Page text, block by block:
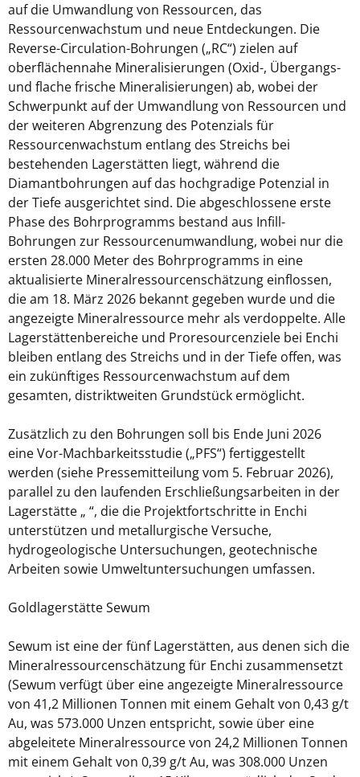
auf die Umwandlung von Ressourcen, das
Ressourcenwachstum und neue Entdeckungen. Die
Reverse-Circulation-Bohrungen („RC“) zielen auf
oberflächennahe Mineralisierungen (Oxid-, Übergangs-
und flache frische Mineralisierungen) ab, wobei der
Schwerpunkt auf der Umwandlung von Ressourcen und
der weiteren Abgrenzung des Potenzials für
Ressourcenwachstum entlang des Streichs bei
bestehenden Lagerstätten liegt, während die
Diamantbohrungen auf das hochgradige Potenzial in
der Tiefe ausgerichtet sind. Die abgeschlossene erste
Phase des Bohrprogramms bestand aus Infill-
Bohrungen zur Ressourcenumwandlung, wobei nur die
ersten 28.000 Meter des Bohrprogramms in eine
aktualisierte Mineralressourcenschätzung einflossen,
die am 18. März 2026 bekannt gegeben wurde und die
angezeigte Mineralressource mehr als verdoppelte. Alle
Lagerstättenbereiche und Proresourcenziele bei Enchi
bleiben entlang des Streichs und in der Tiefe offen, was
ein zukünftiges Ressourcenwachstum auf dem
gesamten, distriktweiten Grundstück ermöglicht.
Zusätzlich zu den Bohrungen soll bis Ende Juni 2026
eine Vor-Machbarkeitsstudie („PFS“) fertiggestellt
werden (siehe Pressemitteilung vom 5. Februar 2026),
parallel zu den laufenden Erschließungsarbeiten in der
Lagerstätte „ “, die die Projektfortschritte in Enchi
unterstützen und metallurgische Versuche,
hydrogeologische Untersuchungen, geotechnische
Arbeiten sowie Umweltuntersuchungen umfassen.
Goldlagerstätte Sewum
Sewum ist eine der fünf Lagerstätten, aus denen sich die
Mineralressourcenschätzung für Enchi zusammensetzt
(Sewum verfügt über eine angezeigte Mineralressource
von 41,2 Millionen Tonnen mit einem Gehalt von 0,43 g/t
Au, was 573.000 Unzen entspricht, sowie über eine
abgeleitete Mineralressource von 24,2 Millionen Tonnen
mit einem Gehalt von 0,39 g/t Au, was 308.000 Unzen